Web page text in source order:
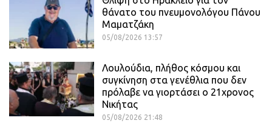
θάνατο του πνευμονολόγου Πάνου
Μαματζάκη
05/08/2026 13:57
Λουλούδια, πλήθος κόσμου και
συγκίνηση στα γενέθλια που δεν
πρόλαβε να γιορτάσει ο 21χρονος
Νικήτας
05/08/2026 21:48